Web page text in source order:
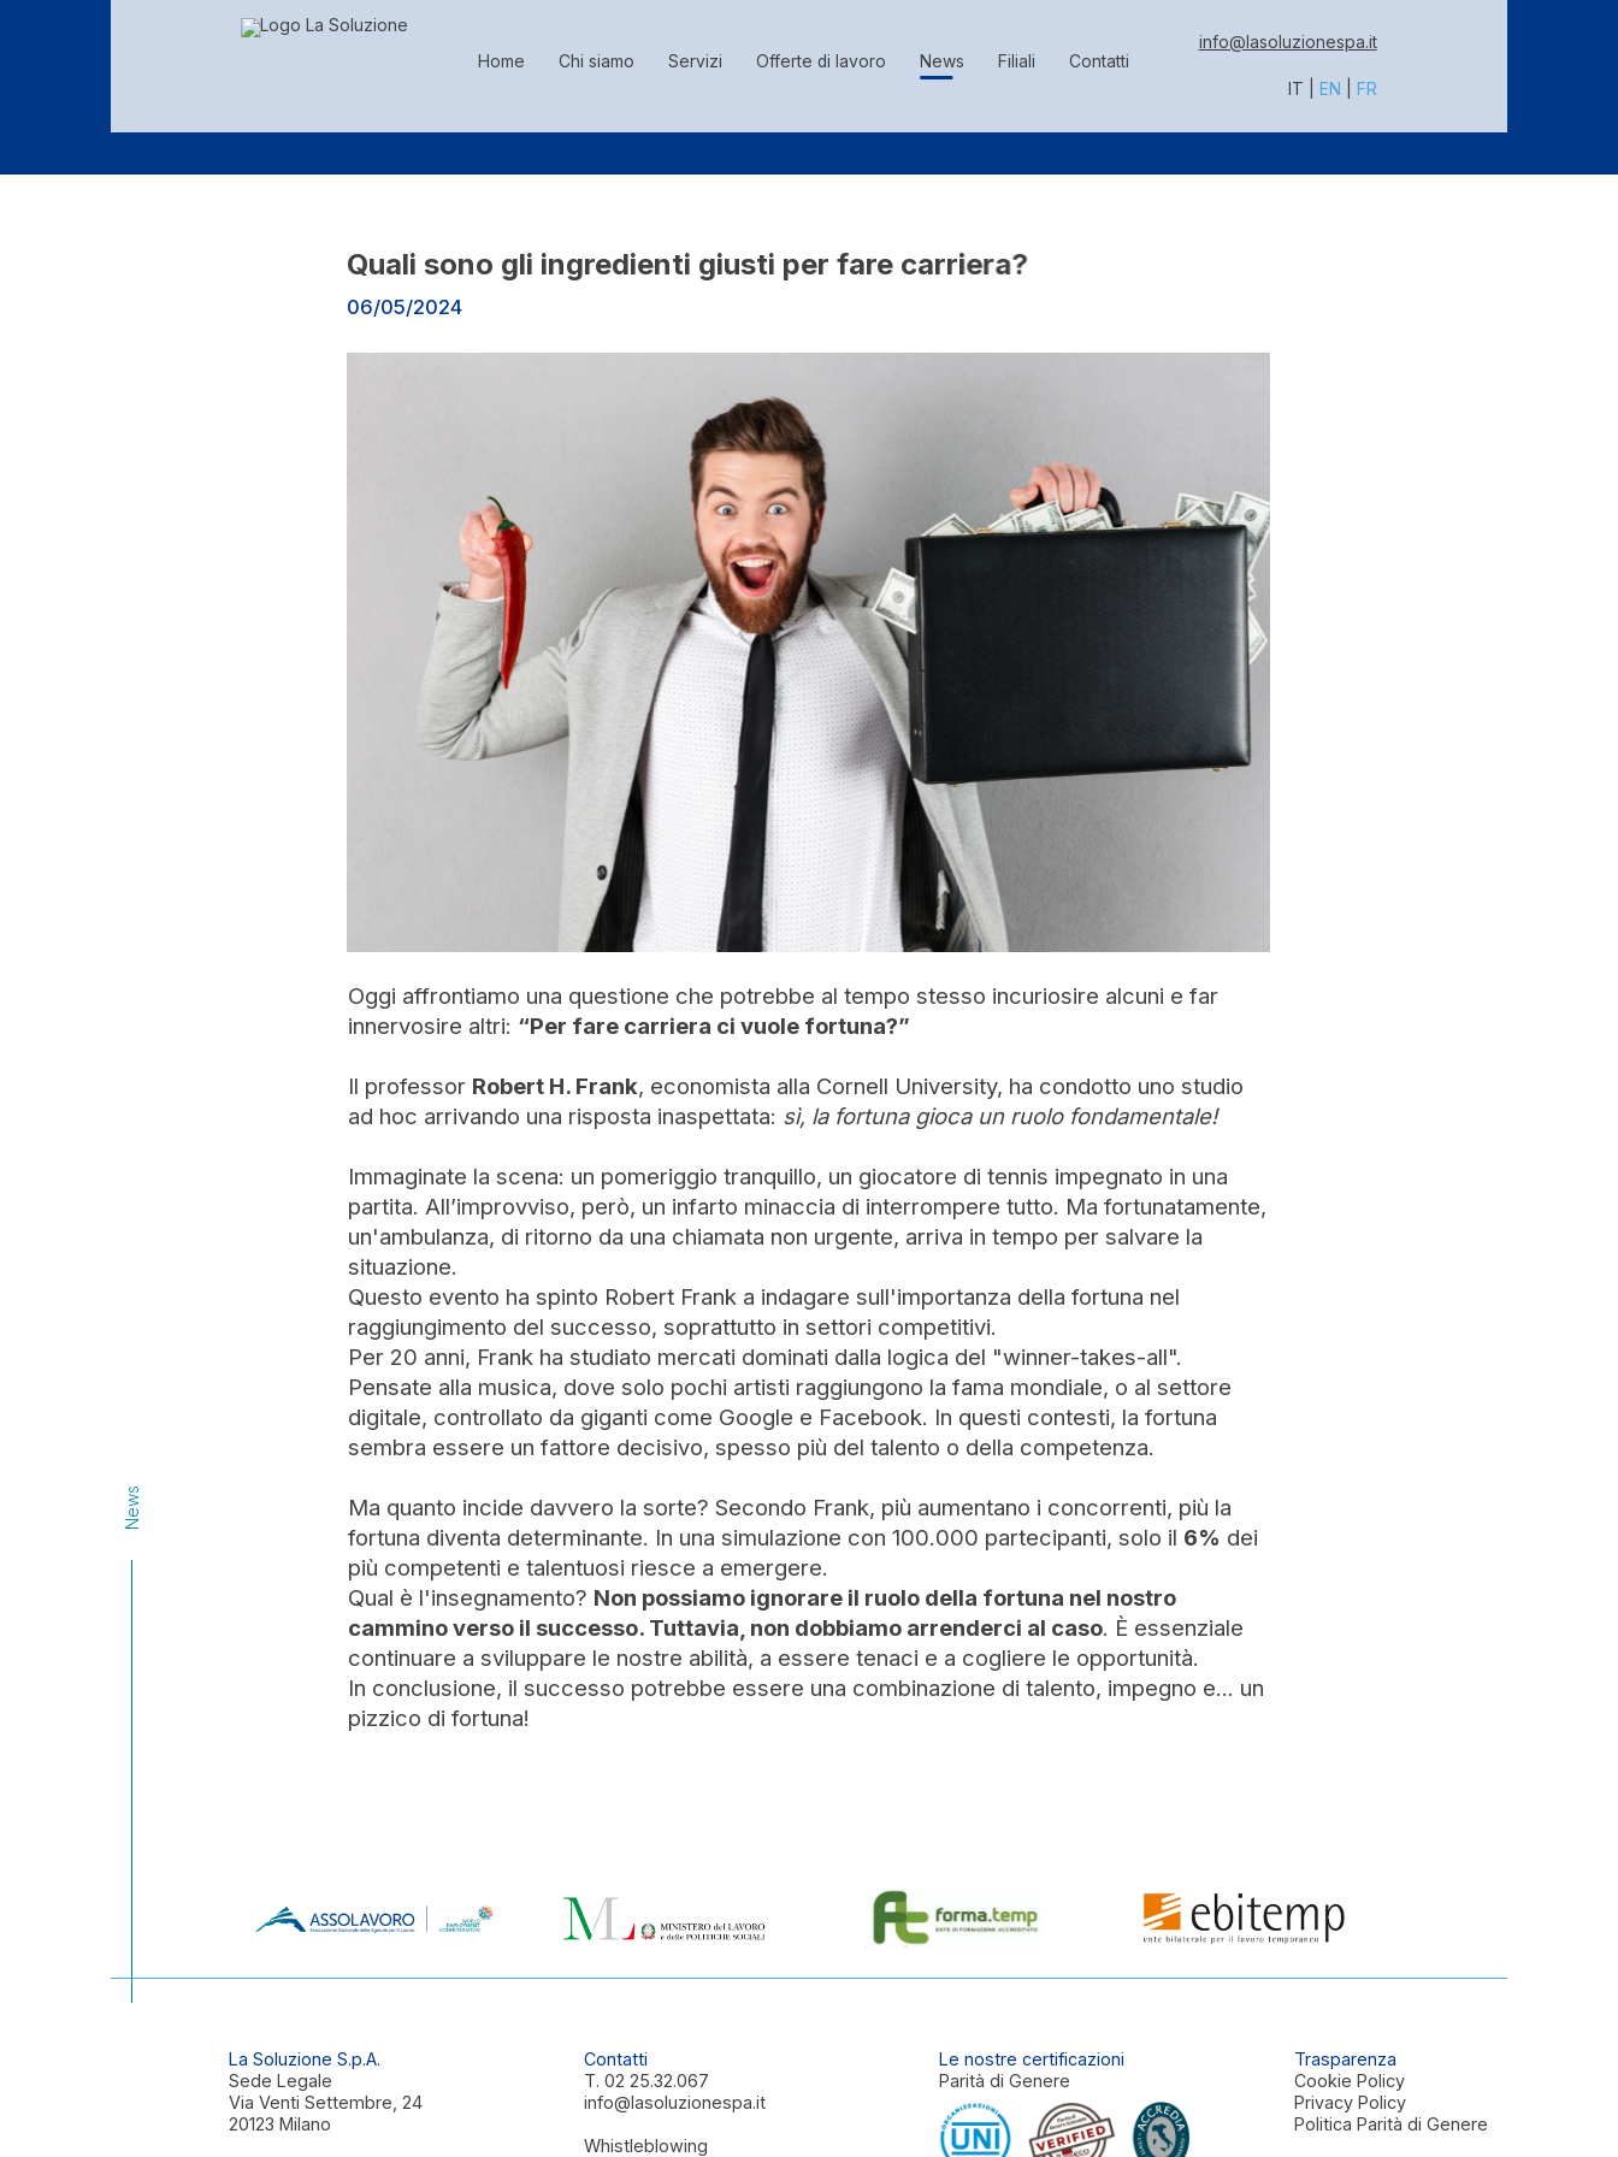
Home Chi siamo Servizi Offerte di lavoro News Filiali Contatti
info@lasoluzionespa.it
IT EN FR
News
Quali sono gli ingredienti giusti per fare carriera?
06/05/2024
Oggi affrontiamo una questione che potrebbe al tempo stesso incuriosire alcuni e far
innervosire altri: “Per fare carriera ci vuole fortuna?”
Il professor Robert H. Frank, economista alla Cornell University, ha condotto uno studio
ad hoc arrivando una risposta inaspettata: sì, la fortuna gioca un ruolo fondamentale!
Immaginate la scena: un pomeriggio tranquillo, un giocatore di tennis impegnato in una
partita. All’improvviso, però, un infarto minaccia di interrompere tutto. Ma fortunatamente,
un'ambulanza, di ritorno da una chiamata non urgente, arriva in tempo per salvare la
situazione.
Questo evento ha spinto Robert Frank a indagare sull'importanza della fortuna nel
raggiungimento del successo, soprattutto in settori competitivi.
Per 20 anni, Frank ha studiato mercati dominati dalla logica del "winner-takes-all".
Pensate alla musica, dove solo pochi artisti raggiungono la fama mondiale, o al settore
digitale, controllato da giganti come Google e Facebook. In questi contesti, la fortuna
sembra essere un fattore decisivo, spesso più del talento o della competenza.
Ma quanto incide davvero la sorte? Secondo Frank, più aumentano i concorrenti, più la
fortuna diventa determinante. In una simulazione con 100.000 partecipanti, solo il 6% dei
più competenti e talentuosi riesce a emergere.
Qual è l'insegnamento? Non possiamo ignorare il ruolo della fortuna nel nostro
cammino verso il successo. Tuttavia, non dobbiamo arrenderci al caso. È essenziale
continuare a sviluppare le nostre abilità, a essere tenaci e a cogliere le opportunità.
In conclusione, il successo potrebbe essere una combinazione di talento, impegno e... un
pizzico di fortuna!
La Soluzione S.p.A.
Sede Legale
Via Venti Settembre, 24
20123 Milano
Contatti
T.02 25.32.067
info@lasoluzionespa.it
Whistleblowing
Le nostre certificazioni
Parità di Genere
Trasparenza
Cookie Policy
Privacy Policy
Politica Parità di Genere